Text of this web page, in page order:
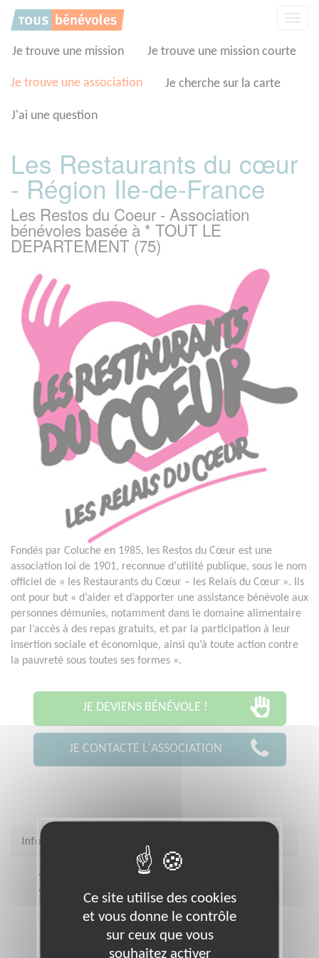
Je trouve une mission Je trouve une mission courte
Je trouve une association Je cherche sur la carte
J'ai une question
Les Restaurants du cœur
- Région Ile-de-France
Les Restos du Coeur - Association
bénévoles basée à * TOUT LE
DEPARTEMENT (75)
Fondés par Coluche en 1985, les Restos du Cœur est une
association loi de 1901, reconnue d’utilité publique, sous le nom
officiel de « les Restaurants du Cœur – les Relais du Cœur ». Ils
ont pour but « d’aider et d’apporter une assistance bénévole aux
personnes démunies, notamment dans le domaine alimentaire
par l’accès à des repas gratuits, et par la participation à leur
insertion sociale et économique, ainsi qu’à toute action contre
la pauvreté sous toutes ses formes ».
JE DEVIENS BÉNÉVOLE !
JE CONTACTE L'ASSOCIATION
Infos pratiques
https://www.restosducoeur.org/
Coordonnées * TOUT LE DEPARTEMENT (75)
Panneau de gestion des cookies
Ce site utilise des cookies
et vous donne le contrôle
sur ceux que vous
souhaitez activer